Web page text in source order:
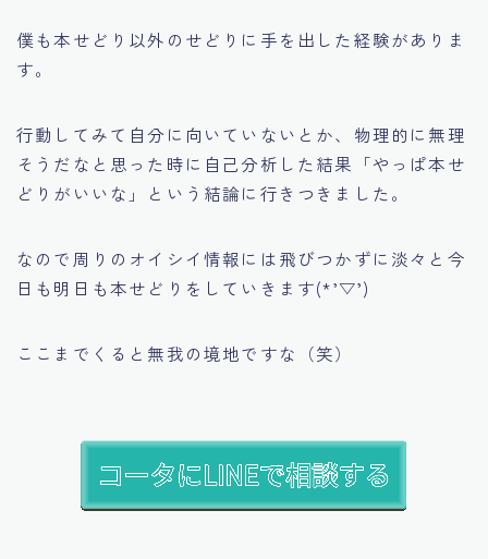
僕も本せどり以外のせどりに手を出した経験がありま
す。
行動してみて自分に向いていないとか、物理的に無理
そうだなと思った時に自己分析した結果 「やっぱ本せ
どりがいいな」
という結論に行きつきました。
なので周りのオイシイ情報には飛びつかずに淡々と今
日も明日も本せどりをしていきます(*’▽’)
ここまでくると無我の境地ですな（笑）